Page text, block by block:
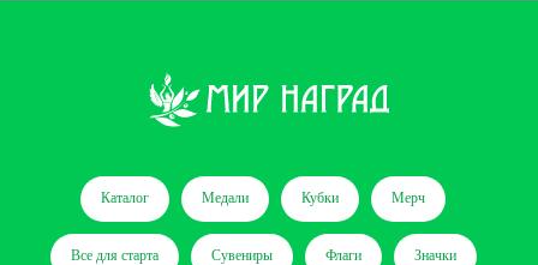
Каталог Медали Кубки Мерч
Все для старта Сувениры Флаги Значки